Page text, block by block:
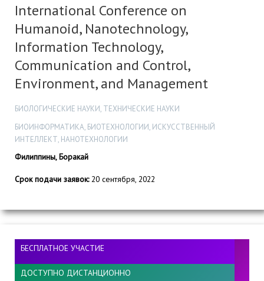
International Conference on
Humanoid, Nanotechnology,
Information Technology,
Communication and Control,
Environment, and Management
БИОЛОГИЧЕСКИЕ НАУКИ, ТЕХНИЧЕСКИЕ НАУКИ
БИОИНФОРМАТИКА, БИОТЕХНОЛОГИИ, ИСКУССТВЕННЫЙ
ИНТЕЛЛЕКТ, НАНОТЕХНОЛОГИИ
Филиппины, Боракай
Срок подачи заявок:20 сентября, 2022
БЕСПЛАТНОЕ УЧАСТИЕ
ДОСТУПНО ДИСТАНЦИОННО